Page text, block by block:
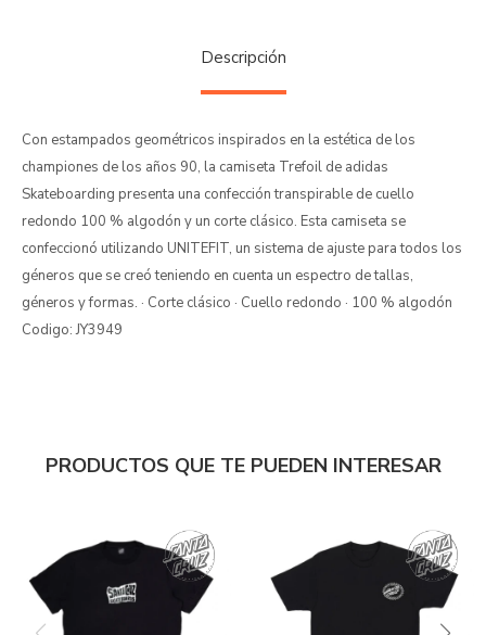
Descripción
Con estampados geométricos inspirados en la estética de los
championes de los años 90, la camiseta Trefoil de adidas
Skateboarding presenta una confección transpirable de cuello
redondo 100 % algodón y un corte clásico. Esta camiseta se
confeccionó utilizando UNITEFIT, un sistema de ajuste para todos los
géneros que se creó teniendo en cuenta un espectro de tallas,
géneros y formas. · Corte clásico · Cuello redondo · 100 % algodón
Codigo: JY3949
PRODUCTOS QUE TE PUEDEN INTERESAR